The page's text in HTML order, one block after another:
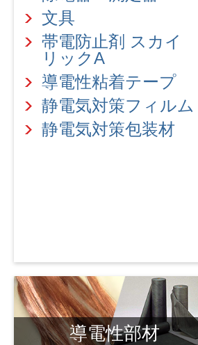
文具
帯電防止剤 スカイ
リックA
導電性粘着テープ
静電気対策フィルム
静電気対策包装材
導電性部材